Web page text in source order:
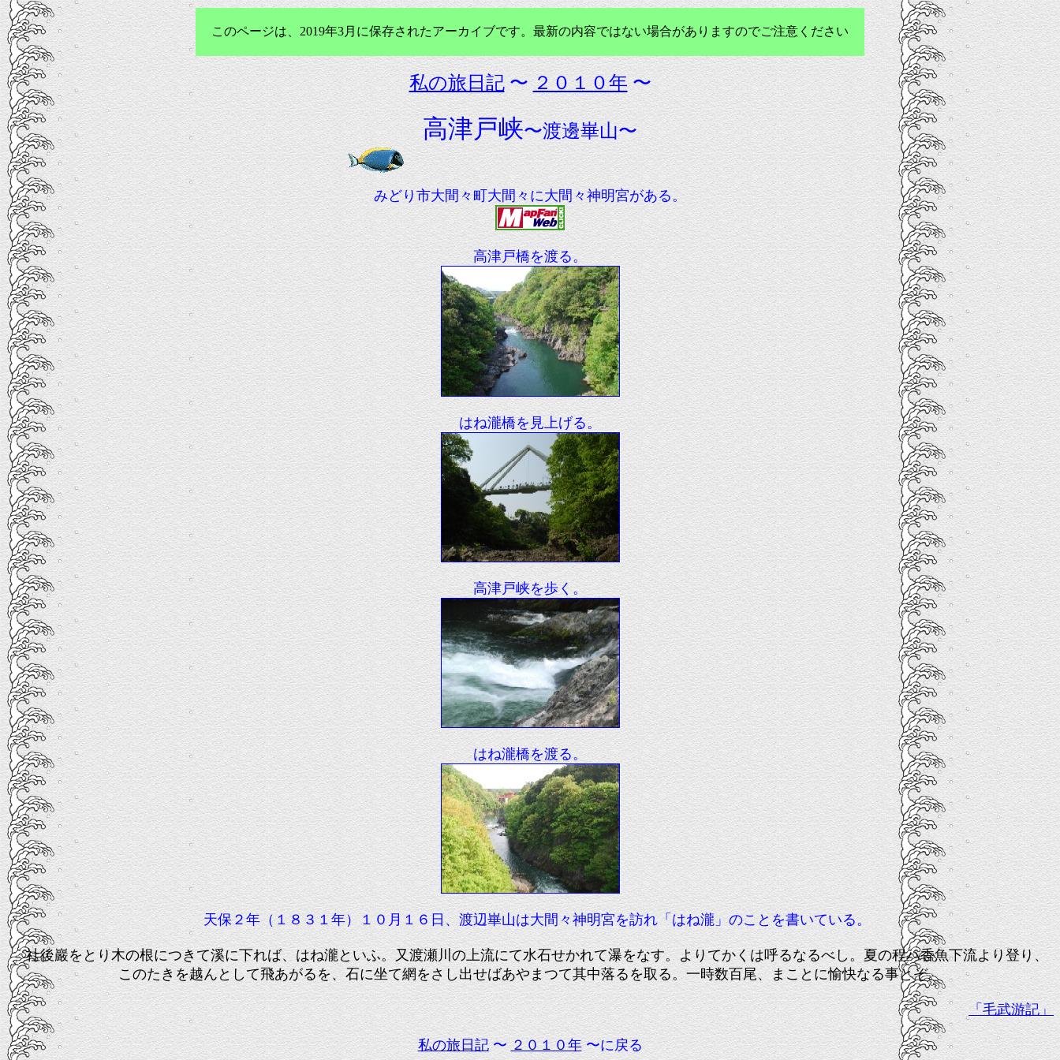
このページは、2019年3月に保存されたアーカイブです。最新の内容ではない場合がありますのでご注意ください
私の旅日記〜２０１０年〜
高津戸峡〜渡邊崋山〜
みどり市大間々町大間々に大間々神明宮がある。
高津戸橋を渡る。
はね瀧橋を見上げる。
高津戸峡を歩く。
はね瀧橋を渡る。
天保２年（１８３１年）１０月１６日、渡辺崋山は大間々神明宮を訪れ「はね瀧」のことを書いている。
社後巖をとり木の根につきて溪に下れば、はね瀧といふ。又渡瀬川の上流にて水石せかれて瀑をなす。よりてかくは呼るなるべし。夏の程ハ香魚下流より登り、
このたきを越んとして飛あがるを、石に坐て網をさし出せばあやまつて其中落るを取る。一時数百尾、まことに愉快なる事とぞ。
「毛武游記」
私の旅日記〜２０１０年〜に戻る